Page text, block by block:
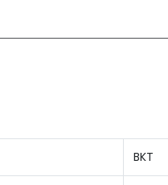
BKT